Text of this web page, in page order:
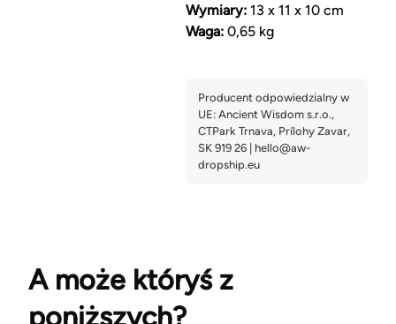
Wymiary:13 x 11 x 10 cm
Waga:0,65 kg
A może któryś z
poniższych?